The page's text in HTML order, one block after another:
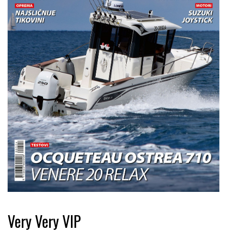
Very Very VIP